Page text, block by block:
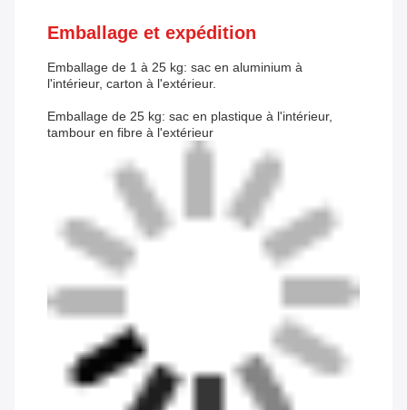
Emballage et expédition
Emballage de 1 à 25 kg: sac en aluminium à
l'intérieur, carton à l'extérieur.
Emballage de 25 kg: sac en plastique à l'intérieur,
tambour en fibre à l'extérieur